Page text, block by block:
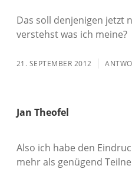
Das soll denjenigen jetzt
verstehst was ich meine?
21. SEPTEMBER 2012
Jan Theofel
Also ich habe den
mehr als genügend